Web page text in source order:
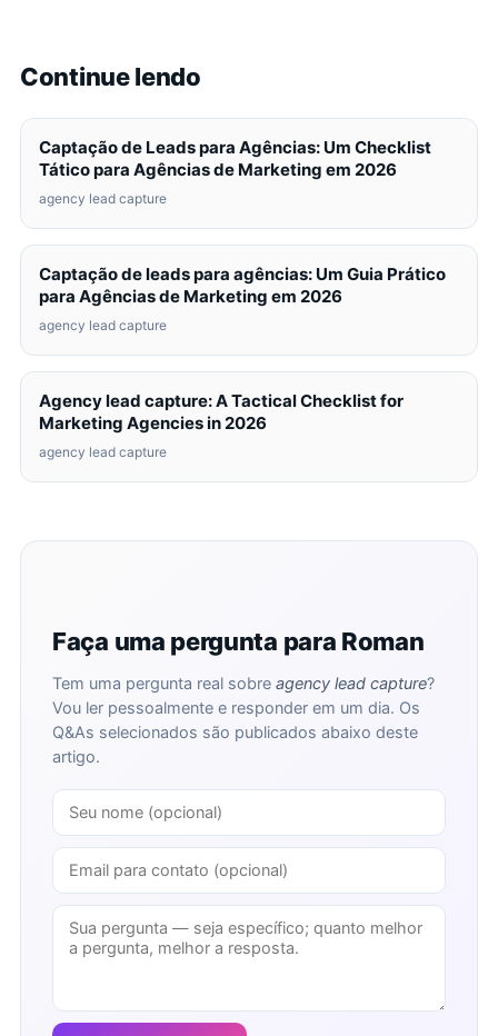
Continue lendo
Captação de Leads para Agências: Um Checklist
Tático para Agências de Marketing em 2026
agency lead capture
Captação de leads para agências: Um Guia Prático
para Agências de Marketing em 2026
agency lead capture
Agency lead capture: A Tactical Checklist for
Marketing Agencies in 2026
agency lead capture
Faça uma pergunta para Roman
Tem uma pergunta real sobre agency lead capture?
Vou ler pessoalmente e responder em um dia. Os
Q&As selecionados são publicados abaixo deste
artigo.